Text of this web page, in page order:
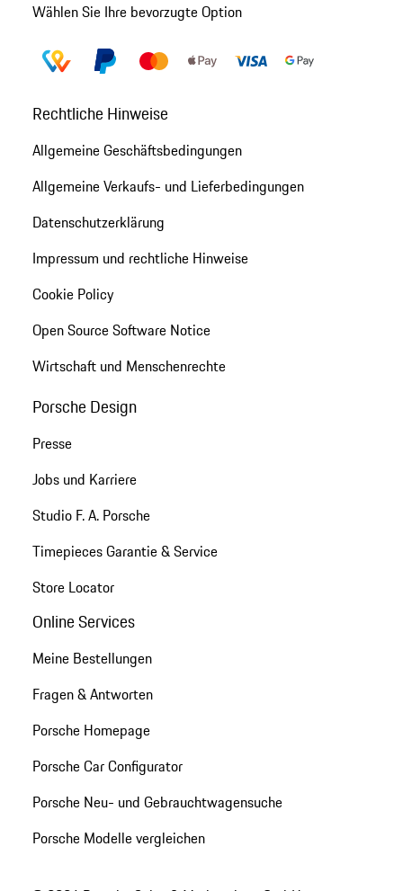
Wählen Sie Ihre bevorzugte Option
Rechtliche Hinweise
Allgemeine Geschäftsbedingungen
Allgemeine Verkaufs- und Lieferbedingungen
Datenschutzerklärung
Impressum und rechtliche Hinweise
Cookie Policy
Open Source Software Notice
Wirtschaft und Menschenrechte
Porsche Design
Presse
Jobs und Karriere
Studio F. A. Porsche
Timepieces Garantie & Service
Store Locator
Online Services
Meine Bestellungen
Fragen & Antworten
Porsche Homepage
Porsche Car Configurator
Porsche Neu- und Gebrauchtwagensuche
Porsche Modelle vergleichen